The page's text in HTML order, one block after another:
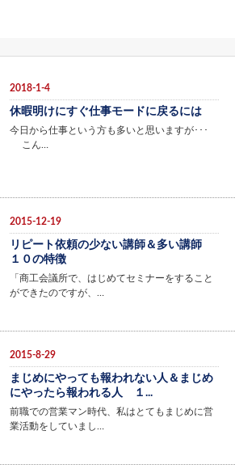
2018-1-4
休暇明けにすぐ仕事モードに戻るには
今日から仕事という方も多いと思いますが･･･
こん…
2015-12-19
リピート依頼の少ない講師＆多い講師
１０の特徴
「商工会議所で、はじめてセミナーをすること
ができたのですが、…
2015-8-29
まじめにやっても報われない人＆まじめ
にやったら報われる人 １...
前職での営業マン時代、私はとてもまじめに営
業活動をしていまし…